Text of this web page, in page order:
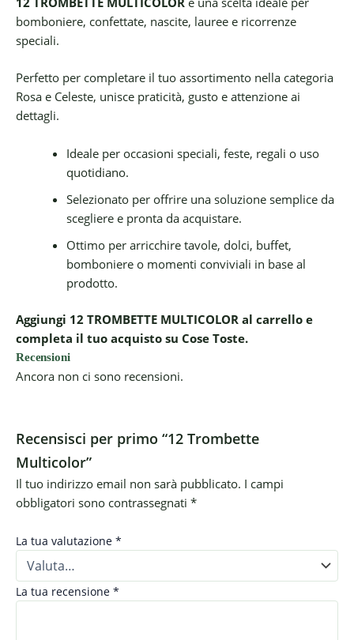
bomboniere, confettate, nascite, lauree e ricorrenze
speciali.
Perfetto per completare il tuo assortimento nella categoria
Rosa e Celeste, unisce praticità, gusto e attenzione ai
dettagli.
Ideale per occasioni speciali, feste, regali o uso
quotidiano.
Selezionato per offrire una soluzione semplice da
scegliere e pronta da acquistare.
Ottimo per arricchire tavole, dolci, buffet,
bomboniere o momenti conviviali in base al
prodotto.
Aggiungi 12 TROMBETTE MULTICOLOR al carrello e
completa il tuo acquisto su Cose Toste.
Recensioni
Ancora non ci sono recensioni.
Recensisci per primo “12 Trombette
Multicolor”
Il tuo indirizzo email non sarà pubblicato. I campi
obbligatori sono contrassegnati *
La tua valutazione *
La tua recensione *